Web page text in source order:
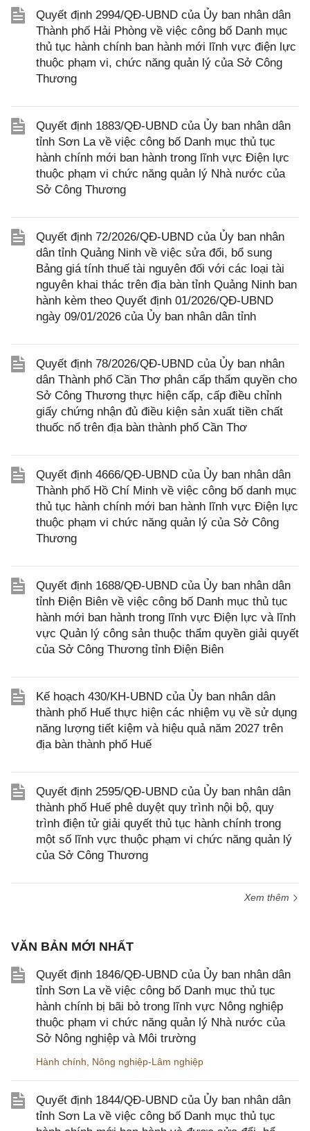
Quyết định 2994/QĐ-UBND của Ủy ban nhân dân
Thành phố Hải Phòng về việc công bố Danh mục
thủ tục hành chính ban hành mới lĩnh vực điện lực
thuộc phạm vi, chức năng quản lý của Sở Công
Thương
Quyết định 1883/QĐ-UBND của Ủy ban nhân dân
tỉnh Sơn La về việc công bố Danh mục thủ tục
hành chính mới ban hành trong lĩnh vực Điện lực
thuộc phạm vi chức năng quản lý Nhà nước của
Sở Công Thương
Quyết định 72/2026/QĐ-UBND của Ủy ban nhân
dân tỉnh Quảng Ninh về việc sửa đổi, bổ sung
Bảng giá tính thuế tài nguyên đối với các loại tài
nguyên khai thác trên địa bàn tỉnh Quảng Ninh ban
hành kèm theo Quyết định 01/2026/QĐ-UBND
ngày 09/01/2026 của Ủy ban nhân dân tỉnh
Quyết định 78/2026/QĐ-UBND của Ủy ban nhân
dân Thành phố Cần Thơ phân cấp thẩm quyền cho
Sở Công Thương thực hiện cấp, cấp điều chỉnh
giấy chứng nhận đủ điều kiện sản xuất tiền chất
thuốc nổ trên địa bàn thành phố Cần Thơ
Quyết định 4666/QĐ-UBND của Ủy ban nhân dân
Thành phố Hồ Chí Minh về việc công bố danh mục
thủ tục hành chính mới ban hành lĩnh vực Điện lực
thuộc phạm vi chức năng quản lý của Sở Công
Thương
Quyết định 1688/QĐ-UBND của Ủy ban nhân dân
tỉnh Điện Biên về việc công bố Danh mục thủ tục
hành mới ban hành trong lĩnh vực Điện lực và lĩnh
vực Quản lý công sản thuộc thẩm quyền giải quyết
của Sở Công Thương tỉnh Điện Biên
Kế hoạch 430/KH-UBND của Ủy ban nhân dân
thành phố Huế thực hiện các nhiệm vụ về sử dụng
năng lượng tiết kiệm và hiệu quả năm 2027 trên
địa bàn thành phố Huế
Quyết định 2595/QĐ-UBND của Ủy ban nhân dân
thành phố Huế phê duyệt quy trình nội bộ, quy
trình điện tử giải quyết thủ tục hành chính trong
một số lĩnh vực thuộc phạm vi chức năng quản lý
của Sở Công Thương
Xem thêm
VĂN BẢN MỚI NHẤT
Quyết định 1846/QĐ-UBND của Ủy ban nhân dân
tỉnh Sơn La về việc công bố Danh mục thủ tục
hành chính bị bãi bỏ trong lĩnh vực Nông nghiệp
thuộc phạm vi chức năng quản lý Nhà nước của
Sở Nông nghiệp và Môi trường
Hành chính Nông nghiệp-Lâm nghiệp
Quyết định 1844/QĐ-UBND của Ủy ban nhân dân
tỉnh Sơn La về việc công bố Danh mục thủ tục